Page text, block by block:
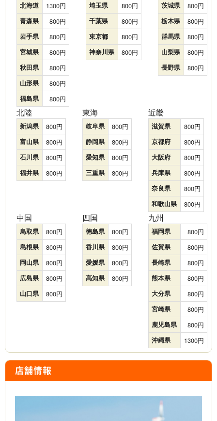
北海道 1300
青森県 800
岩手県 800
宮城県 800
秋田県 800
山形県 800
福島県 800
埼玉県 800
千葉県 800
東京都 800
神奈川県 800
茨城県 800
栃木県 800
群馬県 800
山梨県 800
長野県 800
北陸
新潟県 800
富山県 800
石川県 800
福井県 800
東海
岐阜県 800
静岡県 800
愛知県 800
三重県 800
近畿
滋賀県 800
京都府 800
大阪府 800
兵庫県 800
奈良県 800
和歌山県 800
中国
鳥取県 800
島根県 800
岡山県 800
広島県 800
山口県 800
四国
徳島県 800
香川県 800
愛媛県 800
高知県 800
九州
福岡県 800
佐賀県 800
長崎県 800
熊本県 800
大分県 800
宮崎県 800
鹿児島県 800
沖縄県 1300
店舗情報